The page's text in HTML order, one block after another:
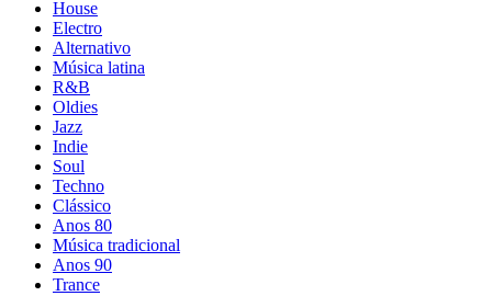
House
Electro
Alternativo
Música latina
R&B
Oldies
Jazz
Indie
Soul
Techno
Clássico
Anos 80
Música tradicional
Anos 90
Trance